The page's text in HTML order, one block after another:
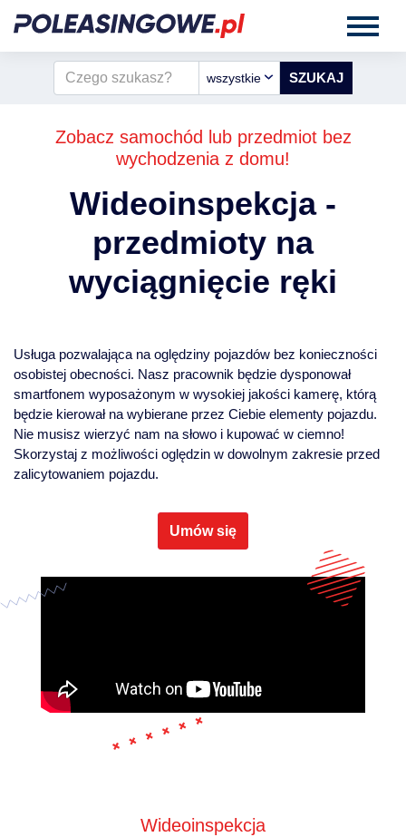
wszystkie
Zobacz samochód lub przedmiot bez
wychodzenia z domu!
Wideoinspekcja -
przedmioty na
wyciągnięcie ręki
Usługa pozwalająca na oględziny pojazdów bez konieczności
osobistej obecności. Nasz pracownik będzie dysponował
smartfonem wyposażonym w wysokiej jakości kamerę, którą
będzie kierował na wybierane przez Ciebie elementy pojazdu.
Nie musisz wierzyć nam na słowo i kupować w ciemno!
Skorzystaj z możliwości oględzin w dowolnym zakresie przed
zalicytowaniem pojazdu.
Umów się
Wideoinspekcja